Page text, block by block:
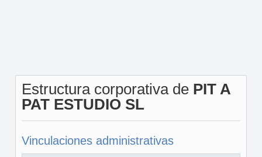
Estructura corporativa de PIT A
PAT ESTUDIO SL
Vinculaciones administrativas